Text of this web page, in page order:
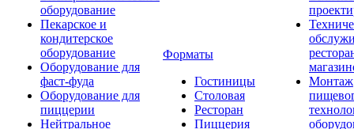
оборудование
Пекарское и
кондитерское
оборудование
Оборудование для
фаст-фуда
Оборудование для
пиццерии
Нейтральное
Форматы
Гостиницы
Столовая
Ресторан
Пиццерия
Монтаж